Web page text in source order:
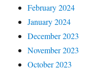
February 2024
January 2024
December 2023
November 2023
October 2023